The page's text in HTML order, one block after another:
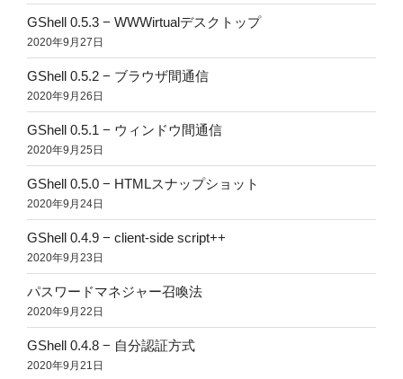
GShell 0.5.3 − WWWirtualデスクトップ
2020年9月27日
GShell 0.5.2 − ブラウザ間通信
2020年9月26日
GShell 0.5.1 − ウィンドウ間通信
2020年9月25日
GShell 0.5.0 − HTMLスナップショット
2020年9月24日
GShell 0.4.9 − client-side script++
2020年9月23日
パスワードマネジャー召喚法
2020年9月22日
GShell 0.4.8 − 自分認証方式
2020年9月21日